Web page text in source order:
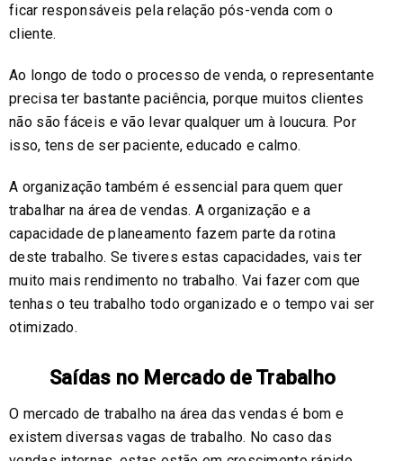
ficar responsáveis pela relação pós-venda com o
cliente.
Ao longo de todo o processo de venda, o representante
precisa ter bastante paciência, porque muitos clientes
não são fáceis e vão levar qualquer um à loucura. Por
isso, tens de ser paciente, educado e calmo.
A organização também é essencial para quem quer
trabalhar na área de vendas. A organização e a
capacidade de planeamento fazem parte da rotina
deste trabalho. Se tiveres estas capacidades, vais ter
muito mais rendimento no trabalho. Vai fazer com que
tenhas o teu trabalho todo organizado e o tempo vai ser
otimizado.
Saídas no Mercado de Trabalho
O mercado de trabalho na área das vendas é bom e
existem diversas vagas de trabalho. No caso das